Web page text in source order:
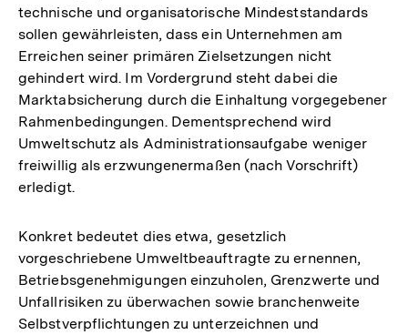
technische und organisatorische Mindeststandards
sollen gewährleisten, dass ein Unternehmen am
Erreichen seiner primären Zielsetzungen nicht
gehindert wird. Im Vordergrund steht dabei die
Marktabsicherung durch die Einhaltung vorgegebener
Rahmenbedingungen. Dementsprechend wird
Umweltschutz als Administrationsaufgabe weniger
freiwillig als erzwungenermaßen (nach Vorschrift)
erledigt.
Konkret bedeutet dies etwa, gesetzlich
vorgeschriebene Umweltbeauftragte zu ernennen,
Betriebsgenehmigungen einzuholen, Grenzwerte und
Unfallrisiken zu überwachen sowie branchenweite
Selbstverpflichtungen zu unterzeichnen und